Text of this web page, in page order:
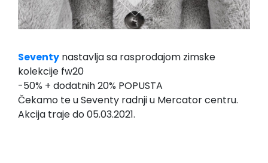
Seventy nastavlja sa rasprodajom zimske
kolekcije fw20
-50% + dodatnih 20% POPUSTA
Čekamo te u Seventy radnji u Mercator centru.
Akcija traje do 05.03.2021.